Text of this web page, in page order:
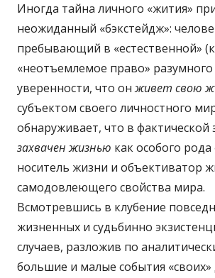
Иногда тайна личного «жития»
неожиданный «бэкстейдж»:
пребывающий в «естественной»
«неотъемлемое право» разумного
уверенности, что онживет свою
субъектом своего личностного
обнаруживает, что в фактической
захвачен жизнью как особого
носитель жизни и объективатор
самодовлеющего свойства мира.
Всмотревшись в клубение
жизненных и судьбинно
случаев, разложив по
большие и малые события «своих»